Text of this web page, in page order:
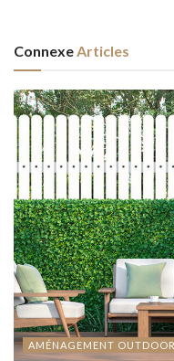
Connexe Articles
AMÉNAGEMENT OUTDOOR